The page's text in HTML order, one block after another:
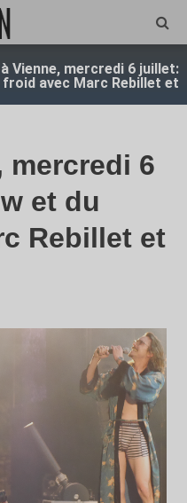
Vienne, mercredi 6 juillet:
froid avec Marc Rebillet et
mercredi 6
et du
Rebillet et